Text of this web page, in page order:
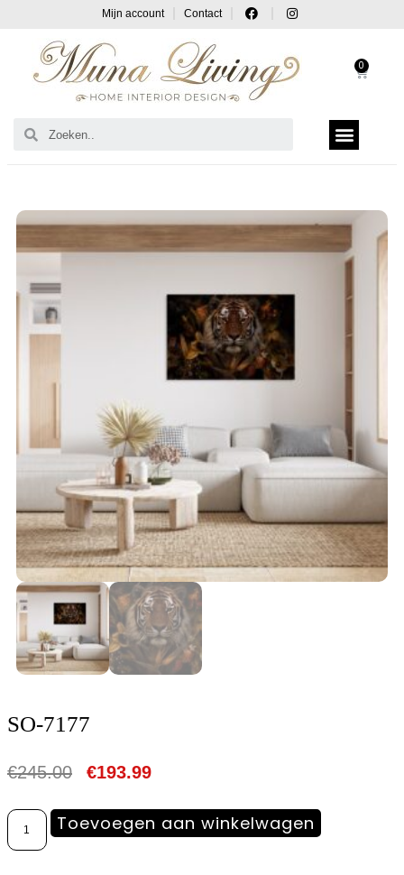
Mijn account Contact
0
SO-7177
€245.00 €193.99
Toevoegen aan winkelwagen